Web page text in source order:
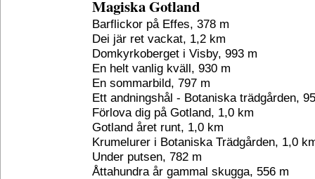
Magiska Gotland
Barflickor på Effes, 378 m
Dei jär ret vackat, 1,2 km
Domkyrkoberget i Visby, 993 m
En helt vanlig kväll, 930 m
En sommarbild, 797 m
Ett andningshål - Botaniska trädgården,
Förlova dig på Gotland, 1,0 km
Gotland året runt, 1,0 km
Krumelurer i Botaniska Trädgården, 1,0
Under putsen, 782 m
Åttahundra år gammal skugga, 556 m